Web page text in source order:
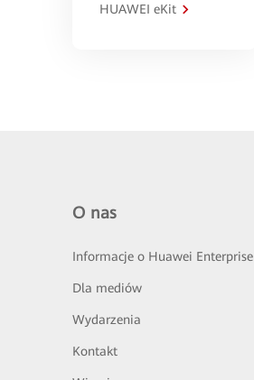
HUAWEI eKit
O nas
Informacje o Huawei Enterprise
Dla mediów
Wydarzenia
Kontakt